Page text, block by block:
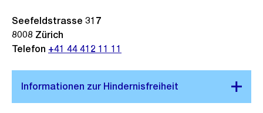
Seefeldstrasse 317
8008 Zürich
Telefon +41 44 412 11 11